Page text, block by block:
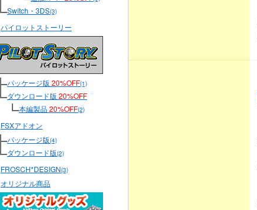
Switch・3DS(3)
パイロットストーリー
パッケージ版 20%OFF(1)
ダウンロード版 20%OFF
本編製品20%OFF(2)
FSXアドオン
パッケージ版(4)
ダウンロード版(2)
FROSCH*DESIGN(3)
オリジナル商品